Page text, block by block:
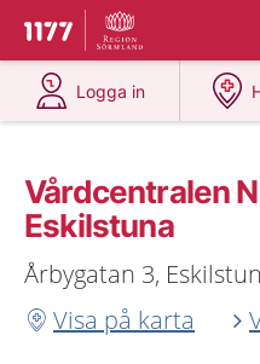
Till startsidan för 1177
Du har valt region
Logga in
på 1177.se
Vårdcentralen
Eskilstuna
Årbygatan 3,
Visa på karta